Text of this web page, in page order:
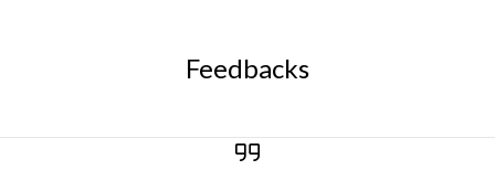
Feedbacks